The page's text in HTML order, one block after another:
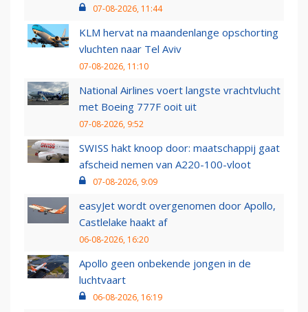
07-08-2026, 11:44
KLM hervat na maandenlange opschorting
vluchten naar Tel Aviv
07-08-2026, 11:10
National Airlines voert langste vrachtvlucht
met Boeing 777F ooit uit
07-08-2026, 9:52
SWISS hakt knoop door: maatschappij gaat
afscheid nemen van A220-100-vloot
07-08-2026, 9:09
easyJet wordt overgenomen door Apollo,
Castlelake haakt af
06-08-2026, 16:20
Apollo geen onbekende jongen in de
luchtvaart
06-08-2026, 16:19